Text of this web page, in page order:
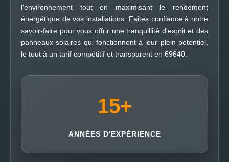
l'environnement tout en maximisant le rendement
énergétique de vos installations. Faites confiance à notre
savoir-faire pour vous offrir une tranquillité d'esprit et des
panneaux solaires qui fonctionnent à leur plein potentiel,
le tout à un tarif compétitif et transparent en 69640.
15+
ANNÉES D'EXPÉRIENCE